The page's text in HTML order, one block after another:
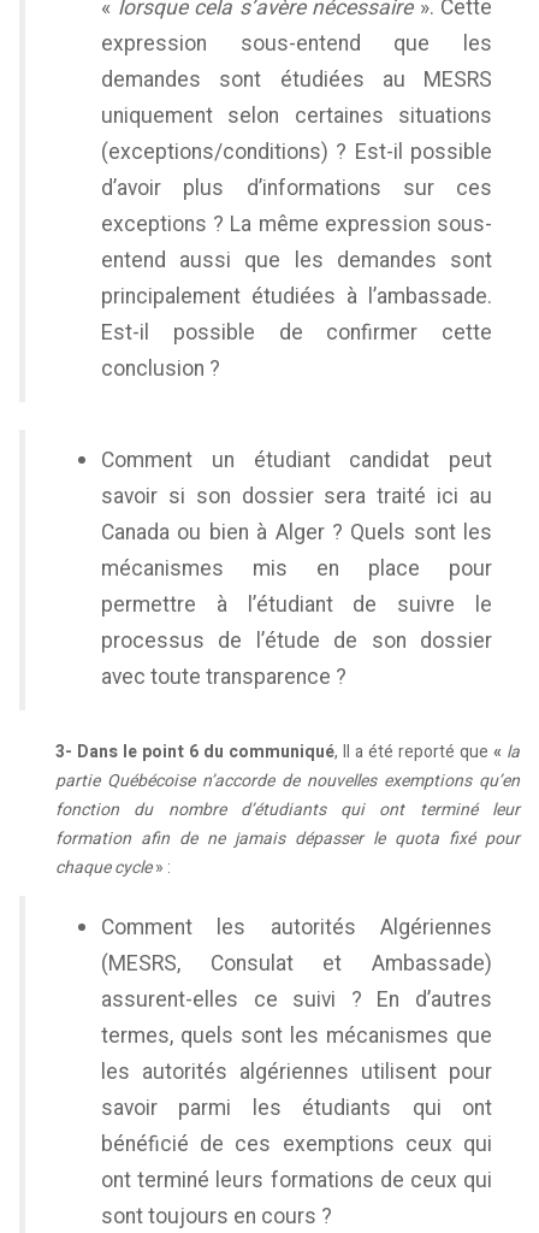
« lorsque cela s’avère nécessaire». Cette
expression sous-entend que les
demandes sont étudiées au MESRS
uniquement selon certaines situations
(exceptions/conditions) ? Est-il possible
d’avoir plus d’informations sur ces
exceptions ? La même expression sous-
entend aussi que les demandes sont
principalement étudiées à l’ambassade.
Est-il possible de confirmer cette
conclusion ?
Comment un étudiant candidat peut
savoir si son dossier sera traité ici au
Canada ou bien à Alger ? Quels sont les
mécanismes mis en place pour
permettre à l’étudiant de suivre le
processus de l’étude de son dossier
avec toute transparence ?
3- Dans le point 6 du communiqué, Il a été reporté que « la
partie Québécoise n’accorde de nouvelles exemptions qu’en
fonction du nombre d’étudiants qui ont terminé leur
formation afin de ne jamais dépasser le quota fixé pour
chaque cycle» :
Comment les autorités Algériennes
(MESRS, Consulat et Ambassade)
assurent-elles ce suivi ? En d’autres
termes, quels sont les mécanismes que
les autorités algériennes utilisent pour
savoir parmi les étudiants qui ont
bénéficié de ces exemptions ceux qui
ont terminé leurs formations de ceux qui
sont toujours en cours ?